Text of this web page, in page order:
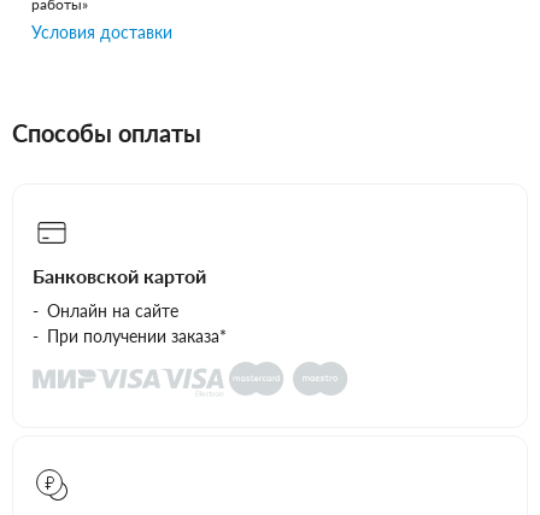
работы»
Условия доставки
Способы оплаты
Банковской картой
Онлайн на сайте
При получении заказа*